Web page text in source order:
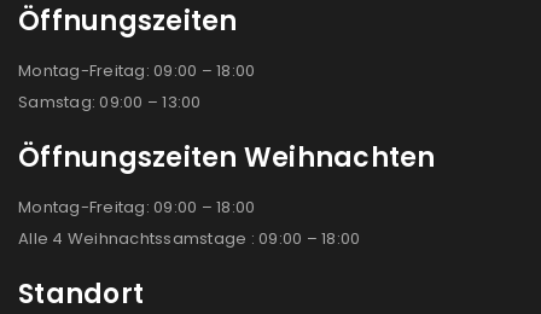
Öffnungszeiten
Montag-Freitag: 09:00 – 18:00
Samstag: 09:00 – 13:00
Öffnungszeiten Weihnachten
Montag-Freitag: 09:00 – 18:00
Alle 4 Weihnachtssamstage : 09:00 – 18:00
Standort